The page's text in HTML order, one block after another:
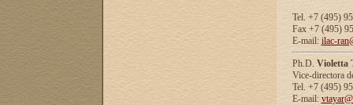
Tel. +7 (495)
Fax +7 (495)
E-mail: ilac-
Ph.D. Violetta
Vice-directora
Tel. +7 (495)
E-mail: